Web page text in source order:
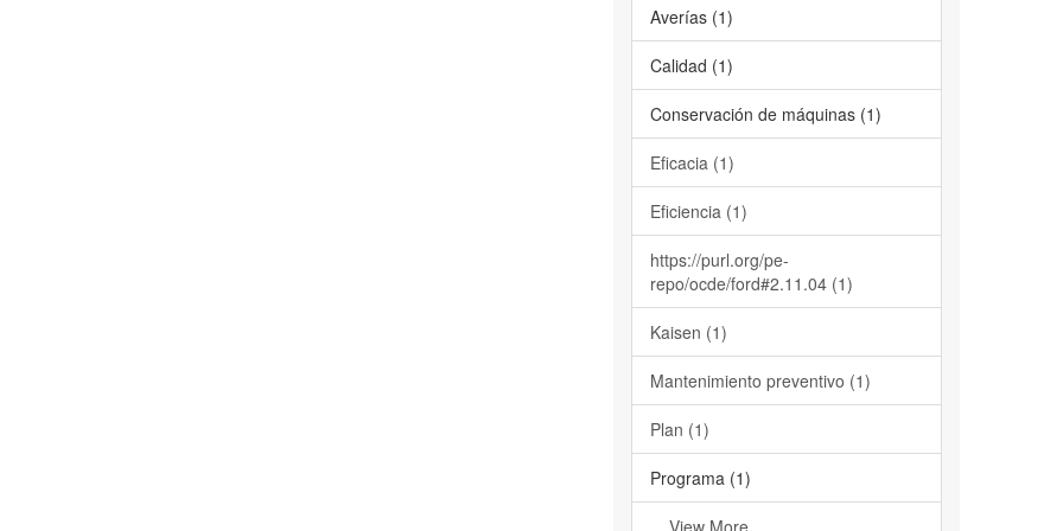
Averías (1)
Calidad (1)
Conservación de máquinas (1)
Eficacia (1)
Eficiencia (1)
https://purl.org/pe-
repo/ocde/ford#2.11.04 (1)
Kaisen (1)
Mantenimiento preventivo (1)
Plan (1)
Programa (1)
... View More